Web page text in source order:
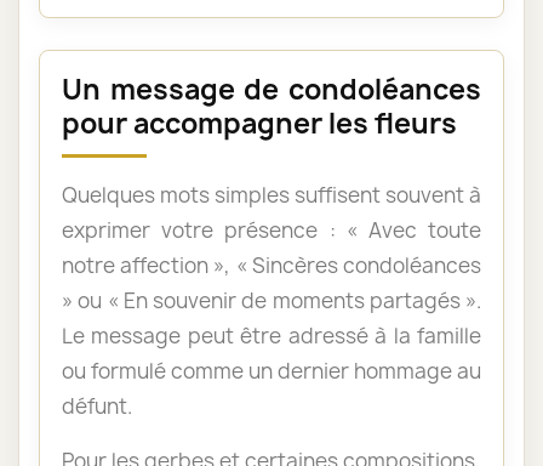
Un message de condoléances
pour accompagner les fleurs
Quelques mots simples suffisent souvent à
exprimer votre présence : « Avec toute
notre affection », « Sincères condoléances
» ou « En souvenir de moments partagés ».
Le message peut être adressé à la famille
ou formulé comme un dernier hommage au
défunt.
Pour les gerbes et certaines compositions,